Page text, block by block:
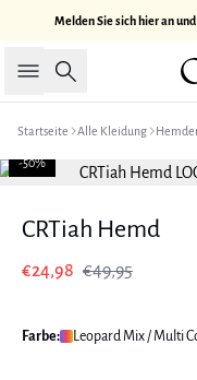
Melden Sie sich hier an
Suche
Startseite Alle Kleidung
-50%
CRTiah Hemd
€24,98 €49,95
Farbe: Leopard Mix / Multi